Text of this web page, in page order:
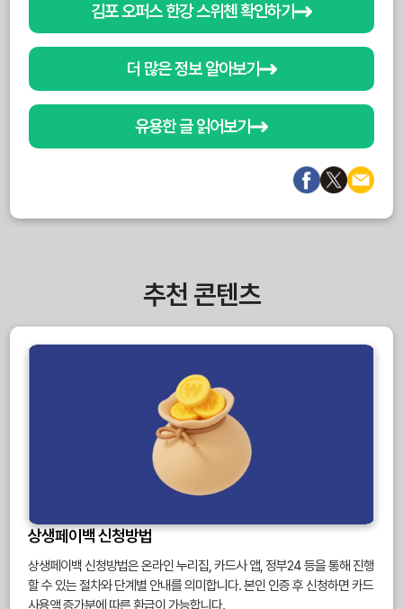
김포 오퍼스 한강 스위첸 확인하기
더 많은 정보 알아보기
유용한 글 읽어보기
추천 콘텐츠
상생페이백 신청방법
상생페이백 신청방법은 온라인 누리집, 카드사 앱, 정부24 등을 통해 진행
할 수 있는 절차와 단계별 안내를 의미합니다. 본인 인증 후 신청하면 카드
사용액 증가분에 따른 환급이 가능합니다.